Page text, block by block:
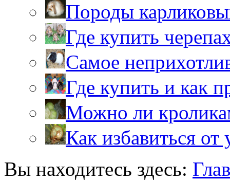
Породы
Где купить
Самое
Где купить и как
Можно ли
Как избавиться от
Вы находитесь здесь: